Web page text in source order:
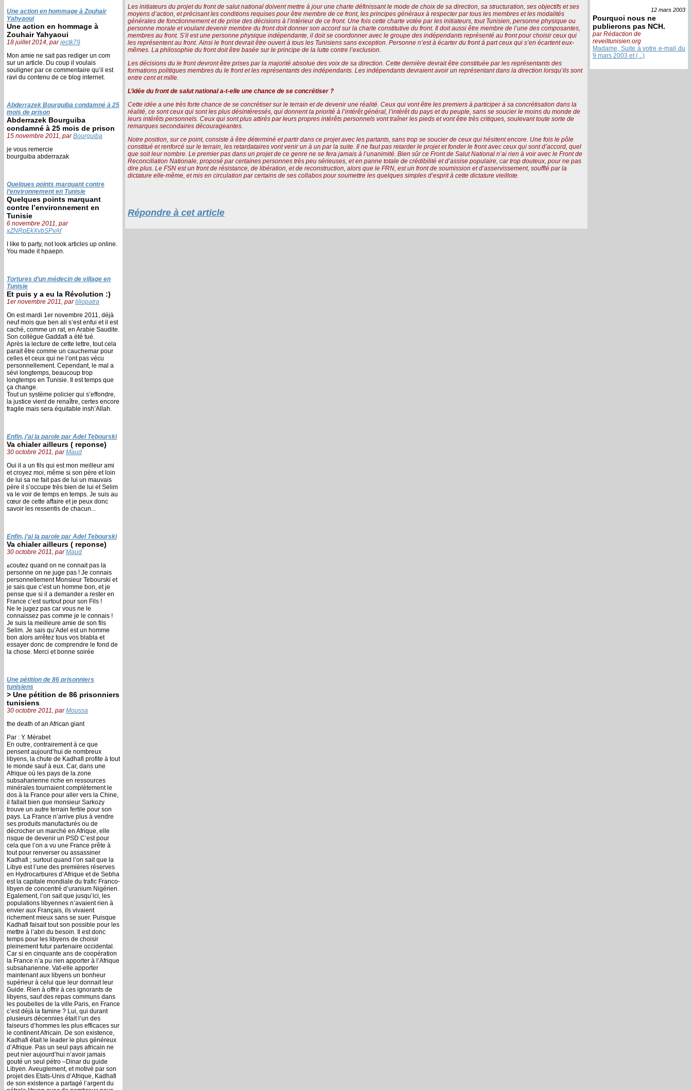
Une action en hommage à Zouhair
Yahyaoui
Une action en hommage à
Zouhair Yahyaoui
18 juillet 2014, parjectk79
Mon amie ne sait pas rediger un com
sur un article. Du coup il voulais
souligner par ce commentaire qu’il est
ravi du contenu de ce blog internet.
Abderrazek Bourguiba condamné à 25
mois de prison
Abderrazek Bourguiba
condamné à 25 mois de prison
15 novembre 2011, parBourguiba
je vous remercie
bourguiba abderrazak
Quelques points marquant contre
l’environnement en Tunisie
Quelques points marquant
contre l’environnement en
Tunisie
6 novembre 2011, par
xZNRpEkXvbSPvAf
I like to party, not look articles up online.
You made it hpaepn.
Tortures d’un médecin de village en
Tunisie
Et puis y a eu la Révolution :)
1er novembre 2011, parliliopatra
On est mardi 1er novembre 2011, déjà
neuf mois que ben ali s’est enfui et il est
caché, comme un rat, en Arabie Saudite.
Son collègue Gaddafi a été tué.
Après la lecture de cette lettre, tout cela
parait être comme un cauchemar pour
celles et ceux qui ne l’ont pas vécu
personnellement. Cependant, le mal a
sévi longtemps, beaucoup trop
longtemps en Tunisie. Il est temps que
ça change.
Tout un système policier qui s’effondre,
la justice vient de renaître, certes encore
fragile mais sera équitable insh’Allah.
Enfin, j’ai la parole par Adel Tebourski
Va chialer ailleurs ( reponse)
30 octobre 2011, parMaud
Oui il a un fils qui est mon meilleur ami
et croyez moi, même si son père et loin
de lui sa ne fait pas de lui un mauvais
père il s’occupe très bien de lui et Selim
va le voir de temps en temps. Je suis au
cœur de cette affaire et je peux donc
savoir les ressentis de chacun...
Enfin, j’ai la parole par Adel Tebourski
Va chialer ailleurs ( reponse)
30 octobre 2011, parMaud
ةcoutez quand on ne connait pas la
personne on ne juge pas ! Je connais
personnellement Monsieur Tebourski et
je sais que c’est un homme bon, et je
pense que si il a demander a rester en
France c’est surtout pour son Fils !
Ne le jugez pas car vous ne le
connaissez pas comme je le connais !
Je suis la meilleure amie de son fils
Selim. Je sais qu’Adel est un homme
bon alors arrêtez tous vos blabla et
essayer donc de comprendre le fond de
la chose. Merci et bonne soirée
Une pétition de 86 prisonniers
tunisiens
> Une pétition de 86 prisonniers
tunisiens
30 octobre 2011, parMoussa
the death of an African giant
Par : Y. Mérabet
En outre, contrairement à ce que
pensent aujourd’hui de nombreux
libyens, la chute de Kadhafi profite à tout
le monde sauf à eux. Car, dans une
Afrique où les pays de la zone
subsaharienne riche en ressources
minérales tournaient complètement le
dos à la France pour aller vers la Chine,
il fallait bien que monsieur Sarkozy
trouve un autre terrain fertile pour son
pays. La France n’arrive plus à vendre
ses produits manufacturés ou de
décrocher un marché en Afrique, elle
risque de devenir un PSD C’est pour
cela que l’on a vu une France prête à
tout pour renverser ou assassiner
Kadhafi ; surtout quand l’on sait que la
Libye est l’une des premières réserves
en Hydrocarbures d’Afrique et de Sebha
est la capitale mondiale du trafic Franco-
libyen de concentré d’uranium Nigérien.
Egalement, l’on sait que jusqu’ici, les
populations libyennes n’avaient rien à
envier aux Français, ils vivaient
richement mieux sans se suer. Puisque
Kadhafi faisait tout son possible pour les
mettre à l’abri du besoin. Il est donc
temps pour les libyens de choisir
pleinement futur partenaire occidental.
Car si en cinquante ans de coopération
la France n’a pu rien apporter à l’Afrique
subsaharienne. Vat-elle apporter
maintenant aux libyens un bonheur
supérieur à celui que leur donnait leur
Guide. Rien à offrir à ces ignorants de
libyens, sauf des repas communs dans
les poubelles de la ville Paris, en France
c’est déjà la famine ? Lui, qui durant
plusieurs décennies était l’un des
faiseurs d’hommes les plus efficaces sur
le continent Africain. De son existence,
Kadhafi était le leader le plus généreux
d’Afrique. Pas un seul pays africain ne
peut nier aujourd’hui n’avoir jamais
gouté un seul pétro –Dinar du guide
Libyen. Aveuglement, et motivé par son
projet des Etats-Unis d’Afrique, Kadhafi
de son existence a partagé l’argent du
12 mars 2003
Pourquoi nous ne
publierons pas NCH.
par Rédaction de
reveiltunisien.org
Madame, Suite à votre e-mail du
9 mars 2003 et (...)
Les initiateurs du projet du front de salut national doivent mettre à jour une charte définissant le mode de choix de sa direction, sa structuration, ses objectifs et ses
moyens d’action, et précisant les conditions requises pour être membre de ce front, les principes généraux à respecter par tous les membres et les modalités
générales de fonctionnement et de prise des décisions à l’intérieur de ce front. Une fois cette charte votée par les initiateurs, tout Tunisien, personne physique ou
personne morale et voulant devenir membre du front doit donner son accord sur la charte constitutive du front. Il doit aussi être membre de l’une des composantes,
membres au front. S’il est une personne physique indépendante, il doit se coordonner avec le groupe des indépendants représenté au front pour choisir ceux qui
les représentent au front. Ainsi le front devrait être ouvert à tous les Tunisiens sans exception. Personne n’est à écarter du front à part ceux qui s’en écartent eux-
mêmes. La philosophie du front doit être basée sur le principe de la lutte contre l’exclusion.
Les décisions du le front devront être prises par la majorité absolue des voix de sa direction. Cette dernière devrait être constituée par les représentants des
formations politiques membres du le front et les représentants des indépendants. Les indépendants devraient avoir un représentant dans la direction lorsqu’ils sont
entre cent et mille.
L’idée du front de salut national a-t-elle une chance de se concrétiser ?
Cette idée a une très forte chance de se concrétiser sur le terrain et de devenir une réalité. Ceux qui vont être les premiers à participer à sa concrétisation dans la
réalité, ce sont ceux qui sont les plus désintéressés, qui donnent la priorité à l’intérêt général, l’intérêt du pays et du peuple, sans se soucier le moins du monde de
leurs intérêts personnels. Ceux qui sont plus attirés par leurs propres intérêts personnels vont traîner les pieds et vont être très critiques, soulevant toute sorte de
remarques secondaires décourageantes.
Notre position, sur ce point, consiste à être déterminé et partir dans ce projet avec les partants, sans trop se soucier de ceux qui hésitent encore. Une fois le pôle
constitué et renforcé sur le terrain, les retardataires vont venir un à un par la suite. Il ne faut pas retarder le projet et fonder le front avec ceux qui sont d’accord, quel
que soit leur nombre. Le premier pas dans un projet de ce genre ne se fera jamais à l’unanimité. Bien sûr ce Front de Salut National n’ai rien à voir avec le Front de
Reconciliation Nationale, proposé par certaines personnes très peu sérieuses, et en panne totale de crédibilité et d’assise populaire, car trop douteux, pour ne pas
dire plus. Le FSN est un front de résistance, de libération, et de reconstruction, alors que le FRN, est un front de soumission et d’asservissement, soufflé par la
dictature elle-même, et mis en circulation par certains de ses collabos pour soumettre les quelques simples d’esprit à cette dictature vieillote.
Répondre à cet article